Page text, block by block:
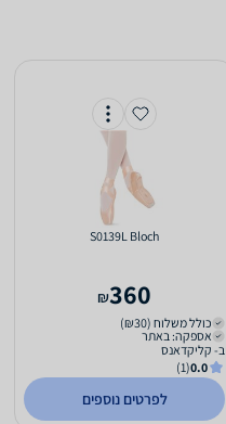
S0139L Bloch
360
₪
כולל משלוח (₪30)
אספקה: באתר
ב- קליקדאנס
0.0
(1)
לפרטים נוספים